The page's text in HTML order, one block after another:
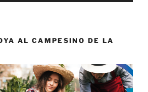
AL CAMPESINO DE LA